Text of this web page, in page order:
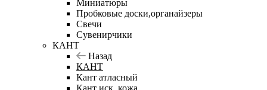
Миниатюры
Пробковые доски,органайзеры
Свечи
Сувенирчики
КАНТ
Назад
КАНТ
Кант атласный
Кант иск. кожа